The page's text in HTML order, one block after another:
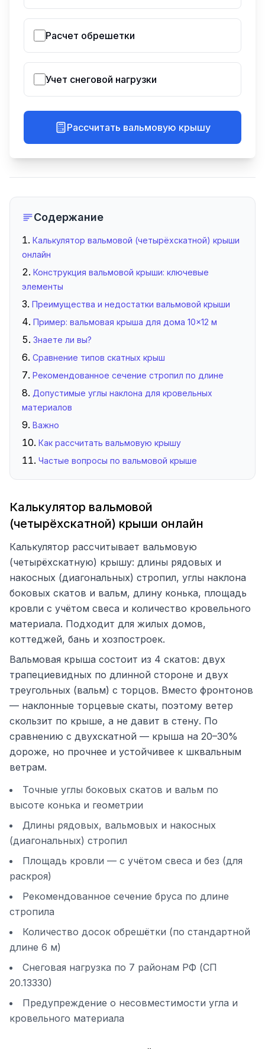
Расчет обрешетки
Учет снеговой нагрузки
Рассчитать вальмовую крышу
Содержание
Калькулятор вальмовой (четырёхскатной) крыши
онлайн
Конструкция вальмовой крыши: ключевые
элементы
Преимущества и недостатки вальмовой крыши
Пример: вальмовая крыша для дома 10×12 м
Знаете ли вы?
Сравнение типов скатных крыш
Рекомендованное сечение стропил по длине
Допустимые углы наклона для кровельных
материалов
Важно
Как рассчитать вальмовую крышу
Частые вопросы по вальмовой крыше
Калькулятор вальмовой
(четырёхскатной) крыши онлайн
Калькулятор рассчитывает вальмовую
(четырёхскатную) крышу: длины рядовых и
накосных (диагональных) стропил, углы наклона
боковых скатов и вальм, длину конька, площадь
кровли с учётом свеса и количество кровельного
материала. Подходит для жилых домов,
коттеджей, бань и хозпостроек.
Вальмовая крыша состоит из 4 скатов: двух
трапециевидных по длинной стороне и двух
треугольных (вальм) с торцов. Вместо фронтонов
— наклонные торцевые скаты, поэтому ветер
скользит по крыше, а не давит в стену. По
сравнению с двухскатной — крыша на 20–30%
дороже, но прочнее и устойчивее к шквальным
ветрам.
Точные углы боковых скатов и вальм по
высоте конька и геометрии
Длины рядовых, вальмовых и накосных
(диагональных) стропил
Площадь кровли — с учётом свеса и без (для
раскроя)
Рекомендованное сечение бруса по длине
стропила
Количество досок обрешётки (по стандартной
длине 6 м)
Снеговая нагрузка по 7 районам РФ (СП
20.13330)
Предупреждение о несовместимости угла и
кровельного материала